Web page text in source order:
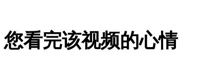
您看完该视频的心情